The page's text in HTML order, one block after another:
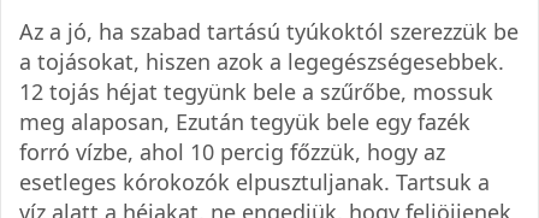
Az a jó, ha szabad tartású tyúkoktól szerezzük be
a tojásokat, hiszen azok a legegészségesebbek.
12 tojás héjat tegyünk bele a szűrőbe, mossuk
meg alaposan, Ezután tegyük bele egy fazék
forró vízbe, ahol 10 percig főzzük, hogy az
esetleges kórokozók elpusztuljanak. Tartsuk a
víz alatt a héjakat, ne engedjük, hogy feljöjjenek